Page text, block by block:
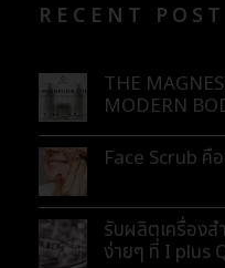
RECENT POST
THE
MODERN
Face Scrub คื
รับผลิตเครื่องส
ง่ายๆ ที่ I plus